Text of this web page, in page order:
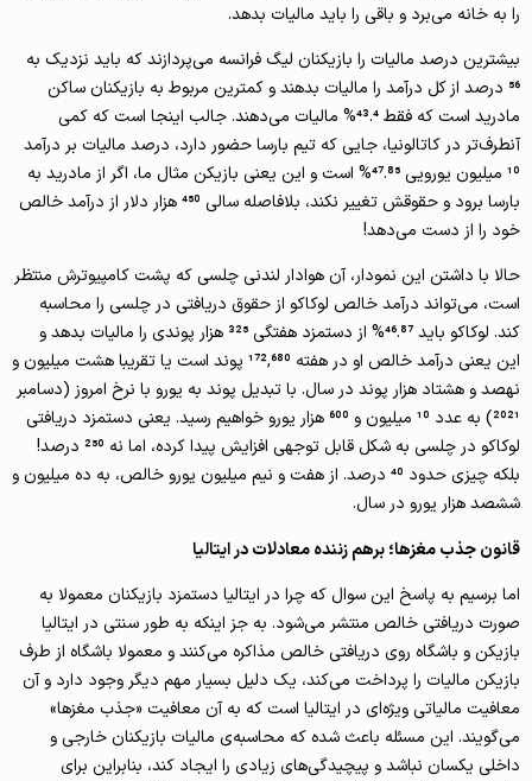
را به خانه می‌برد و باقی را باید مالیات بدهد.
بیشترین درصد مالیات را بازیکنان لیگ فرانسه می‌پردازند که باید نزدیک به
56 درصد از کل درآمد را مالیات بدهند و کمترین مربوط به بازیکنان ساکن
مادرید است که فقط 43.4% مالیات می‌دهند. جالب اینجا است که کمی
آنطرف‌تر در کاتالونیا، جایی که تیم بارسا حضور دارد، درصد مالیات بر درآمد
10 میلیون یورویی 47.85% است و این یعنی بازیکن مثال ما، اگر از مادرید به
بارسا برود و حقوقش تغییر نکند، بلافاصله سالی 450 هزار دلار از درآمد خالص
خود را از دست می‌دهد!
حالا با داشتن این نمودار، آن هوادار لندنی چلسی که پشت کامپیوترش منتظر
است، می‌تواند درآمد خالص لوکاکو از حقوق دریافتی در چلسی را محاسبه
کند. لوکاکو باید 46.87% از دستمزد هفتگی 325 هزار پوندی را مالیات بدهد و
این یعنی درآمد خالص او در هفته 172,680 پوند است یا تقریبا هشت میلیون و
نهصد و هشتاد هزار پوند در سال. با تبدیل پوند به یورو با نرخ امروز (دسامبر
2021) به عدد 10 میلیون و 600 هزار یورو خواهیم رسید. یعنی دستمزد دریافتی
لوکاکو در چلسی به شکل قابل توجهی افزایش پیدا کرده، اما نه 250 درصد!
بلکه چیزی حدود 40 درصد. از هفت و نیم میلیون یورو خالص، به ده میلیون و
ششصد هزار یورو در سال.
قانون جذب مغزها؛ برهم زننده معادلات در ایتالیا
اما برسیم به پاسخ این سوال که چرا در ایتالیا دستمزد بازیکنان معمولا به
صورت دریافتی خالص منتشر می‌شود. به جز اینکه به طور سنتی در ایتالیا
بازیکن و باشگاه روی دریافتی خالص مذاکره می‌کنند و معمولا باشگاه از طرف
بازیکن مالیات را پرداخت می‌کند، یک دلیل بسیار مهم دیگر وجود دارد و آن
معافیت مالیاتی ویژه‌ای در ایتالیا است که به آن معافیت «جذب مغزها»
می‌گویند. این مسئله باعث شده که محاسبه‌ی مالیات بازیکنان خارجی و
داخلی یکسان نباشد و پیچیدگی‌های زیادی را ایجاد کند، بنابراین برای